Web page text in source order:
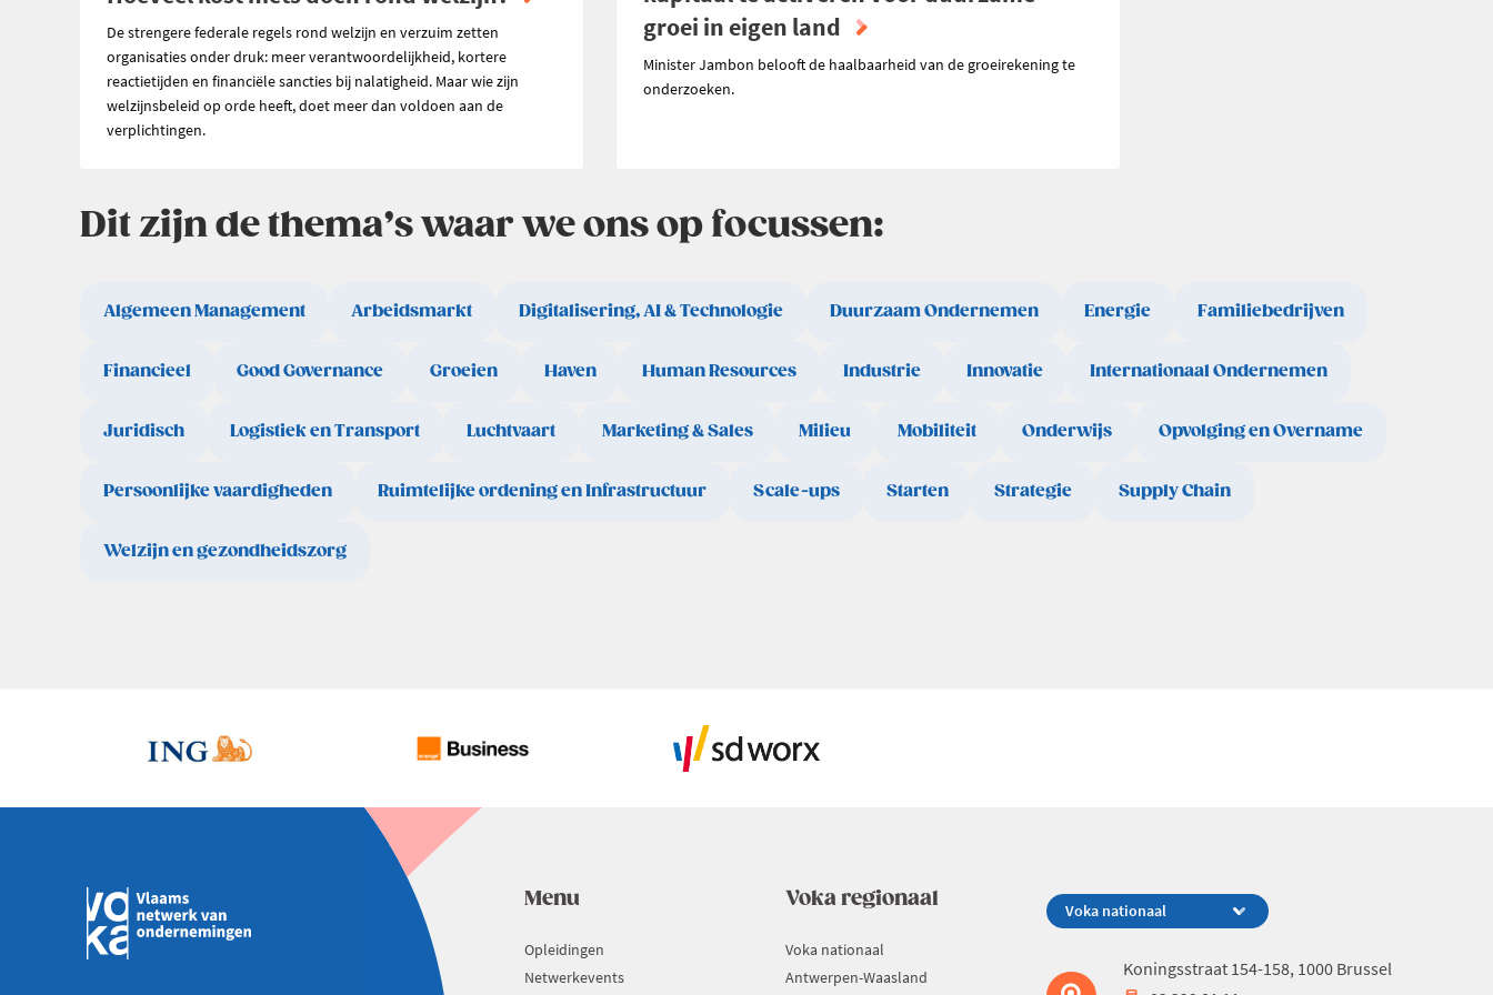
De strengere federale regels rond welzijn en verzuim zetten
organisaties onder druk: meer verantwoordelijkheid, kortere
reactietijden en financiële sancties bij nalatigheid. Maar wie zijn
welzijnsbeleid op orde heeft, doet meer dan voldoen aan de
verplichtingen.
groei in eigen land
Minister Jambon belooft de haalbaarheid van de groeirekening te
onderzoeken.
Dit zijn de thema’s waar we ons op focussen:
Algemeen Management Arbeidsmarkt Digitalisering, AI & Technologie Duurzaam Ondernemen Energie Familiebedrijven
Financieel Good Governance Groeien Haven Human Resources Industrie Innovatie Internationaal Ondernemen
Juridisch Logistiek en Transport Luchtvaart Marketing & Sales Milieu Mobiliteit Onderwijs Opvolging en Overname
Persoonlijke vaardigheden Ruimtelijke ordening en Infrastructuur Scale-ups Starten Strategie Supply Chain
Welzijn en gezondheidszorg
Menu
Opleidingen
Netwerkevents
Voka regionaal
Voka nationaal
Antwerpen-Waasland
Koningsstraat 154-158, 1000 Brussel